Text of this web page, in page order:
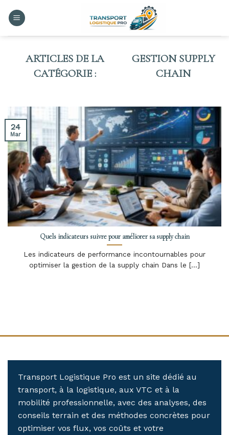
GESTION SUPPLY
CHAIN
Quels indicateurs suivre pour améliorer sa supply chain
Les indicateurs de performance incontournables pour
optimiser la gestion de la supply chain Dans le [...]
24
Mar
Transport Logistique Pro est un site dédié au
transport, à la logistique, aux VTC et à la
mobilité professionnelle, avec des analyses, des
conseils terrain et des méthodes concrètes pour
optimiser vos flux, vos coûts et votre